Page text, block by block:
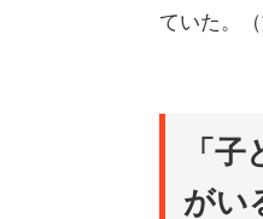
ていた。（
「
がい